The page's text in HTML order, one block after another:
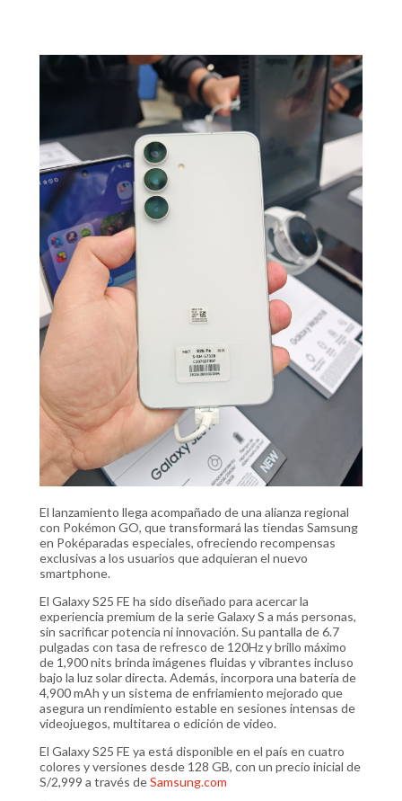
El lanzamiento llega acompañado de una alianza regional
con Pokémon GO, que transformará las tiendas Samsung
en Poképaradas especiales, ofreciendo recompensas
exclusivas a los usuarios que adquieran el nuevo
smartphone.
El Galaxy S25 FE ha sido diseñado para acercar la
experiencia premium de la serie Galaxy S a más personas,
sin sacrificar potencia ni innovación. Su pantalla de 6.7
pulgadas con tasa de refresco de 120Hz y brillo máximo
de 1,900 nits brinda imágenes fluidas y vibrantes incluso
bajo la luz solar directa. Además, incorpora una batería de
4,900 mAh y un sistema de enfriamiento mejorado que
asegura un rendimiento estable en sesiones intensas de
videojuegos, multitarea o edición de video.
El Galaxy S25 FE ya está disponible en el país en cuatro
colores y versiones desde 128 GB, con un precio inicial de
S/2,999 a través deSamsung.com